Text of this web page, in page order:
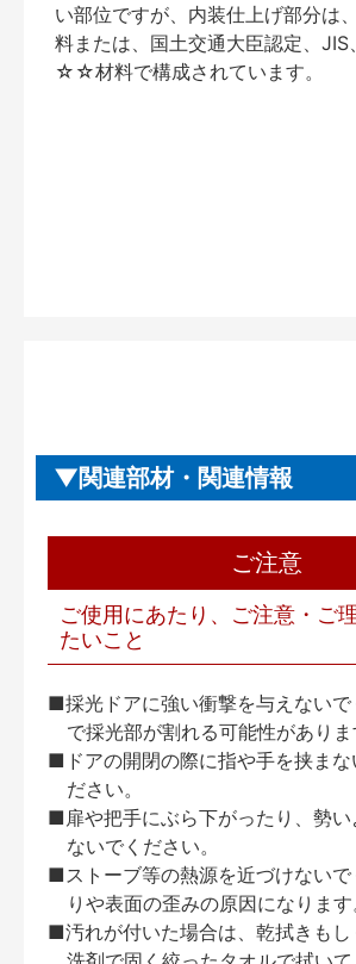
い部位ですが、内装仕上げ部分は
料または、国土交通大臣認定、
☆☆材料で構成されています。
関連部材・関連情報
ご注意
ご使用にあたり、ご注意・ご
たいこと
■採光ドアに強い衝撃を与えない
で採光部が割れる可能性がありま
■ドアの開閉の際に指や手を挟まな
ださい。
■扉や把手にぶら下がったり、勢い
ないでください。
■ストーブ等の熱源を近づけないで
りや表面の歪みの原因になります
■汚れが付いた場合は、乾拭きもし